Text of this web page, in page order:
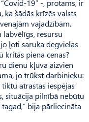
19” -, protams, ir
ka šādās krīzēs valsts
vajadzībām.
labvēlīgs, resursu
ļoti saruka degvielas
kritās piena cenas?
dienu kļuva aizvien
jo trūkst darbinieku:
atrastas iespējas
situācija pilnībā nebūtu
bija pārliecināta